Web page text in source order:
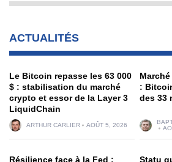
ACTUALITÉS
Le Bitcoin repasse les 63 000
$ : stabilisation du marché
crypto et essor de la Layer 3
LiquidChain
ARTHUR CARLIER AOÛT 5, 2026
:
des 33
Résilience face à la Fed :
Statu